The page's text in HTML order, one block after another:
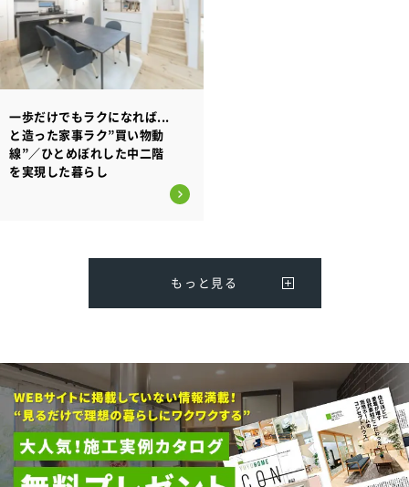
一歩だけでもラクになれば...
と造った家事ラク”買い物動
線”／ひとめぼれした中二階
を実現した暮らし
もっと見る